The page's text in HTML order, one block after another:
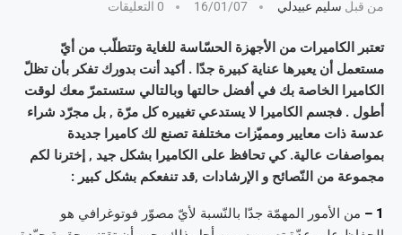
من قبل سليم عبيدلي 16/01/07 0 التعليقات
تعتبر الكاميرات من الأجهزة الحسّاسة للغاية وتتطلّب من أيّ
مستعمل أن يعيرها عناية كبيرة جدّا . أكيد أنت بدورك تفكر بأن تظلّ
الكاميرا الخاصة بك في أفضل حالتها وبالتالي ستستمرّ معك لوقت
أطول . فجسم الكاميرا لا يستدعي تغييره كل مرّة , بل مجرّد شراء
عدسة ذات معايير ومميّزات مختلفة تصنع لك كاميرا جديدة
بمواصفات عالية. كي تحافظ على الكاميرا بشكل جيد , إخترنا لكم
مجموعة من النّصائح و الإرشادات ,قد تنفعكم بشكل كبير :
1 –
من الأمور المهمّة جدّا بالنّسبة لأيّ مصوّر فوتوغرافي هو